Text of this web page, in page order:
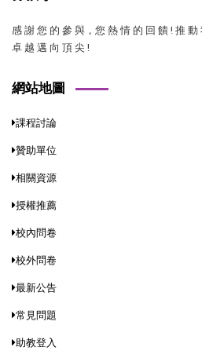
感 謝 您 的 參 與，您 熱 情 的 回 饋 ! 推 動
卓 越 邁 向 頂 尖 !
網站地圖
課程討論
贊助單位
相關資源
授權推薦
校內問卷
校外問卷
最新公告
常見問題
助教登入